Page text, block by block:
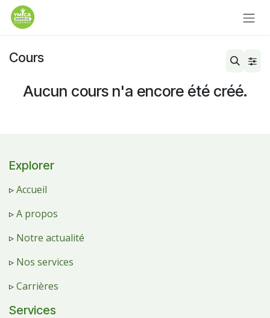
Se rendre au contenu
Cours
Aucun cours n'a encore été créé.
Explorer
▹Accueil
▹A propos
▹ Notre actualité
▹ Nos services
▹Carrières
Services